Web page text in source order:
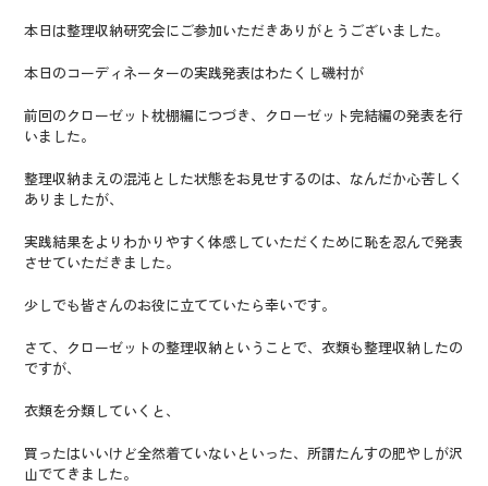
本日は整理収納研究会にご参加いただきありがとうございました。
本日のコーディネーターの実践発表はわたくし磯村が
前回のクローゼット枕棚編につづき、クローゼット完結編の発表を行
いました。
整理収納まえの混沌とした状態をお見せするのは、なんだか心苦しく
ありましたが、
実践結果をよりわかりやすく体感していただくために恥を忍んで発表
させていただきました。
少しでも皆さんのお役に立てていたら幸いです。
さて、クローゼットの整理収納ということで、衣類も整理収納したの
ですが、
衣類を分類していくと、
買ったはいいけど全然着ていないといった、所謂たんすの肥やしが沢
山でてきました。